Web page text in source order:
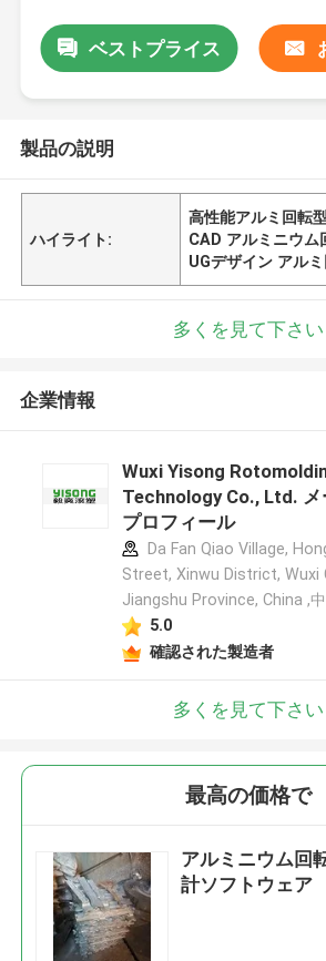
ベストプライス
製品の説明
ハイライト:
高性能アルミ回転
CAD アルミニウム
UGデザイン アル
多くを見て下さい
企業情報
Wuxi Yisong
Technology Co., Ltd.
プロフィール
Da Fan Qiao Village,
Street, Xinwu District, Wuxi
Jiangshu Province, China ,
5.0
確認された製造者
多くを見て下さい
最高の価格で
アルミニウム回
計ソフトウェア